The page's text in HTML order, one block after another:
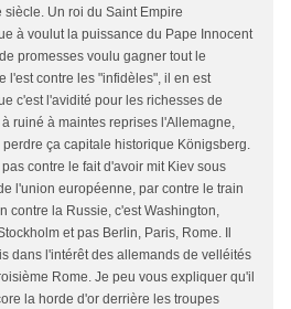
siècle. Un roi du Saint Empire
à voulut la puissance du Pape Innocent
promesses voulu gagner tout le
l'est contre les "infidèles", il en est
c'est l'avidité pour les richesses de
à ruiné à maintes reprises l'Allemagne,
ça capitale historique Königsberg.
contre le fait d'avoir mit Kiev sous
l'union européenne, par contre le train
contre la Russie, c'est Washington,
et pas Berlin, Paris, Rome. Il
dans l'intérêt des allemands de velléités
Rome. Je peu vous expliquer qu'il
la horde d'or derrière les troupes